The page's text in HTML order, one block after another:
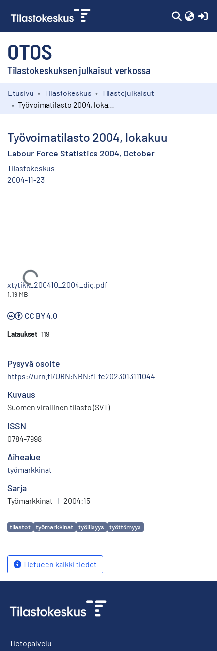
OTOS
Tilastokeskuksen julkaisut verkossa
Kokoelmat
Etusivu Tilastokeskus
Tilastojulkaisut
Työvoimatilasto 2004, lokakuu
Labour Force Statistics 2004, October
Tilastokeskus
2004-11-23
Ladataan...
xtytikk_200410_2004_dig.pdf
1.19 MB
CC BY 4.0
Lataukset 119
Pysyvä osoite
https://urn.fi/URN:NBN:fi-fe2023013111044
Kuvaus
Suomen virallinen tilasto (SVT)
ISSN
0784-7998
Aihealue
työmarkkinat
Sarja
Työmarkkinat | 2004:15
Avainsanat
tilastot työmarkkinat työllisyys työttömyys
Tietueen kaikki tiedot
Tietopalvelu